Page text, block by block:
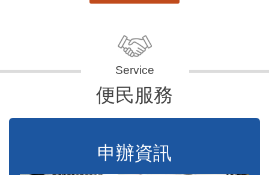
便民服務
申辦資訊